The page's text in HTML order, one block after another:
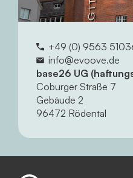
+49 (0) 9563
info@evoove.de
base26 UG
Coburger Straße 7
Gebäude 2
96472 Rödental